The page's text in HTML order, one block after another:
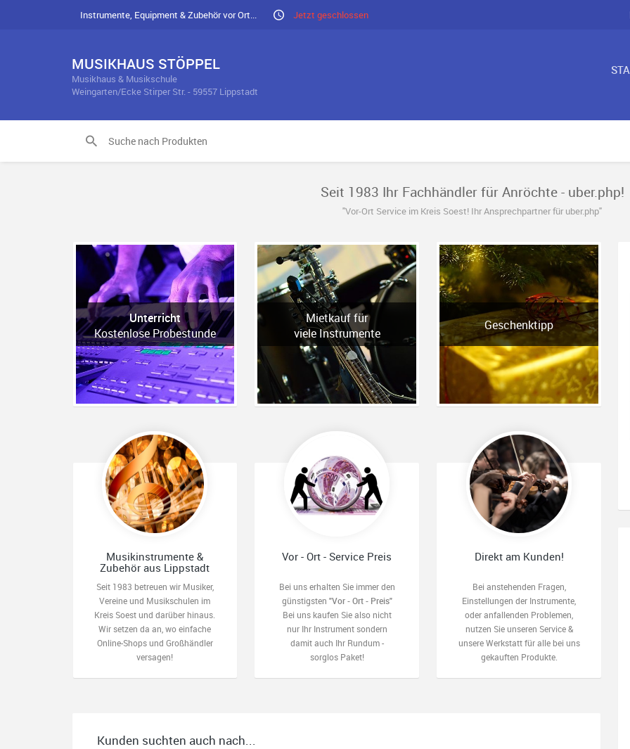
Instrumente, Equipment & Zubehör vor Ort... Jetzt geschlossen
MUSIKHAUS STÖPPEL
Musikhaus & Musikschule
Weingarten/Ecke Stirper Str. - 59557 Lippstadt
Seit 1983 Ihr Fachhändler für Anröchte - uber.php!
"Vor-Ort Service im Kreis Soest! Ihr Ansprechpartner für uber.php"
Unterricht
Kostenlose Probestunde
Mietkauf für
viele Instrumente
Geschenktipp
Musikinstrumente &
Zubehör aus Lippstadt
Seit 1983 betreuen wir Musiker,
Vereine und Musikschulen im
Kreis Soest und darüber hinaus.
Wir setzen da an, wo einfache
Online-Shops und Großhändler
versagen!
Vor - Ort - Service Preis
Bei uns erhalten Sie immer den
günstigsten "Vor - Ort - Preis"
Bei uns kaufen Sie also nicht
nur Ihr Instrument sondern
damit auch Ihr Rundum -
sorglos Paket!
Direkt am Kunden!
Bei anstehenden Fragen,
Einstellungen der Instrumente,
oder anfallenden Problemen,
nutzen Sie unseren Service &
unsere Werkstatt für alle bei uns
gekauften Produkte.
Kunden suchten auch nach...